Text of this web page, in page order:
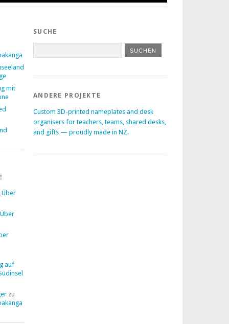
mit
Über
Über
auf
zu
SUCHE
ANDERE PROJEKTE
Custom 3D-printed nameplates and desk
organisers for teachers, teams, shared desks,
and gifts — proudly made in NZ.